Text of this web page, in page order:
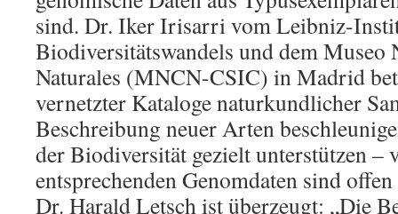
sind. Dr. Iker Irisarri vom Leibniz-
Biodiversitätswandels und dem Museo
Naturales (MNCN-CSIC) in Madrid
vernetzter Kataloge naturkundlicher
Beschreibung neuer Arten
der Biodiversität gezielt unterstützen –
entsprechenden Genomdaten sind
Dr. Harald Letsch ist überzeugt: „Die